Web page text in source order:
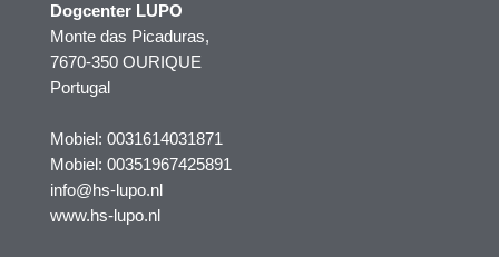
Dogcenter LUPO
Monte das Picaduras,
7670-350 OURIQUE
Portugal
Mobiel: 0031614031871
Mobiel: 00351967425891
info@hs-lupo.nl
www.hs-lupo.nl